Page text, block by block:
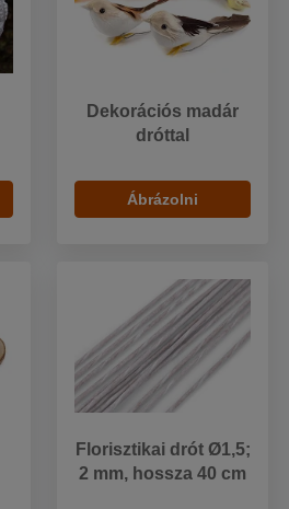
Dekorációs madár
dróttal
Ábrázolni
Florisztikai drót Ø1,5;
2 mm, hossza 40 cm